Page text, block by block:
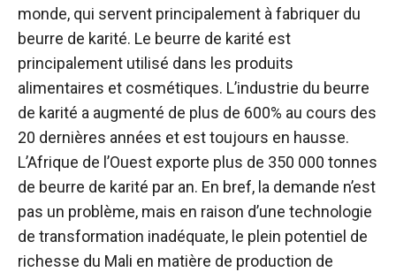
monde, qui servent principalement à fabriquer du
beurre de karité. Le beurre de karité est
principalement utilisé dans les produits
alimentaires et cosmétiques. L’industrie du beurre
de karité a augmenté de plus de 600% au cours des
20 dernières années et est toujours en hausse.
L’Afrique de l’Ouest exporte plus de 350 000 tonnes
de beurre de karité par an. En bref, la demande n’est
pas un problème, mais en raison d’une technologie
de transformation inadéquate, le plein potentiel de
richesse du Mali en matière de production de